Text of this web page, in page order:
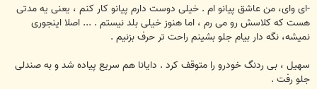
-ای وای، من عاشق پیانو ام . خیلی دوست دارم پیانو کار کنم ، یعنی یه مدتی
هست که کلاسش رو می رم ، اما هنوز خیلی بلد نیستم . ... اصلا اینجوری
نمیشه، نگه دار بیام جلو بشینم راحت تر حرف بزنیم .
سهیل ، بی ردنگ خودرو را متوقف کرد . دایانا هم سریع پیاده شد و به صندلی
جلو رفت .